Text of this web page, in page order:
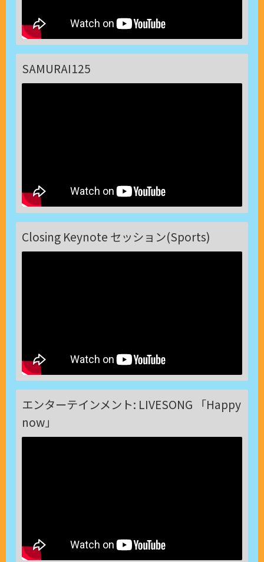
SAMURAI125
Closing Keynote セッション(Sports)
エンターテインメント: LIVESONG 「Happy
now」